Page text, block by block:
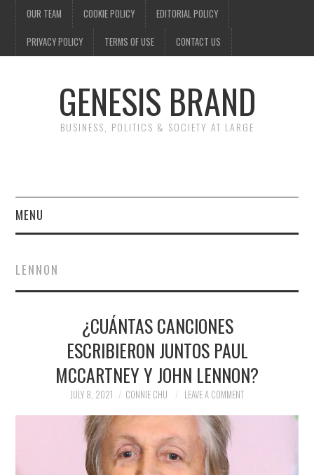
OUR TEAM COOKIE POLICY EDITORIAL POLICY
PRIVACY POLICY TERMS OF USE CONTACT US
GENESIS BRAND
BUSINESS, POLITICS & SOCIETY AT LARGE
MENU
FINANCE
POLITICS
SOCIETY
TECHNOLOGY
LENNON
¿CUÁNTAS CANCIONES
ESCRIBIERON JUNTOS PAUL
MCCARTNEY Y JOHN LENNON?
JULY 8, 2021 CONNIE CHU LEAVE A COMMENT